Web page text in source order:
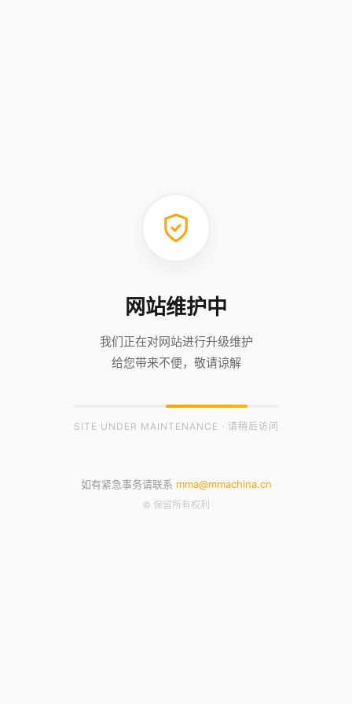
网站维护中
我们正在对网站进行升级维护
给您带来不便，敬请谅解
SITE UNDER MAINTENANCE · 请稍后访问
如有紧急事务请联系 mma@mmachina.cn
© 保留所有权利